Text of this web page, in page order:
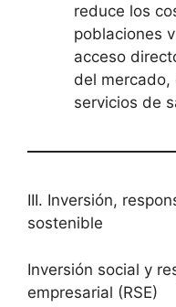
reduce los
poblaciones
acceso
del mercado,
servicios de
III. Inversión,
sostenible
Inversión social y
empresarial (RSE)